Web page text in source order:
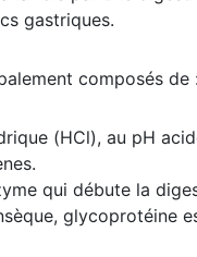
gastriques.
composés de
(HCl), au pH
qui débute la
glycoprotéine